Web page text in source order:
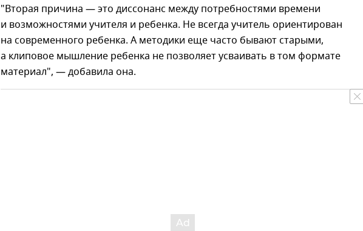
"Вторая причина — это диссонанс между потребностями времени
и возможностями учителя и ребенка. Не всегда учитель ориентирован
на современного ребенка. А методики еще часто бывают старыми,
а клиповое мышление ребенка не позволяет усваивать в том формате
материал", — добавила она.